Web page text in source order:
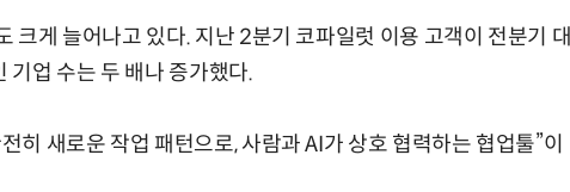
크게 늘어나고 있다. 지난 2분기 코파일럿 이용 고객이 전분기 대
업 수는 두 배나 증가했다.
히 새로운 작업 패턴으로, 사람과 AI가 상호 협력하는 협업툴”이